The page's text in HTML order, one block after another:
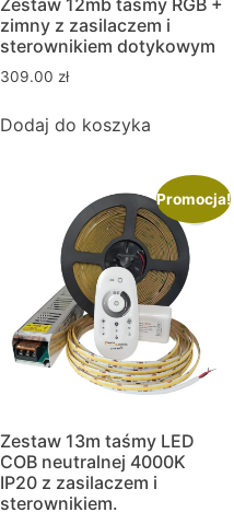
zimny z zasilaczem i
sterownikiem dotykowym
309.00 zł
Dodaj do koszyka
Promocja!
Zestaw 13m taśmy LED
COB neutralnej 4000K
IP20 z zasilaczem i
sterownikiem.